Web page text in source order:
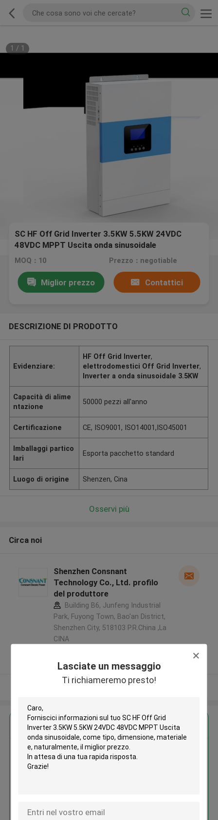
Lasciate un messaggio
Ti richiameremo presto!
1 / 1
SC HF Off Grid Inverter 3.5KW 5.5KW 24VDC
48VDC MPPT Uscita onda sinusoidale
MOQ：10 Prezzo：negotiable
Miglior prezzo Contattici
DESCRIZIONE DI PRODOTTO
Evidenziare:
HF Off Grid Inverter,
elettrodomestici Off Grid Inverter,
Inverter a onda sinusoidale 3.5KW
Capacità di alime
ntazione
50000 pezzi all'anno
Certificazione CE, ISO9001, ISO14001,ISO45001
Imballaggi partico
lari
Esporta pacchetto standard
Luogo di origine Shenzen, Cina
Osservi più
Circa noi
Shenzhen Consnant
Technology Co., Ltd. profilo
del produttore
Building B6, Junfeng Industrial
Park, Fuyong Town, Bao'an District,
Shenzhen City, 518103 P.R.China ,La
CINA
Fornitore verificato
Osservi più
Ottieni il miglior prezzo per
SC HF Off Grid Inverter 3.5KW